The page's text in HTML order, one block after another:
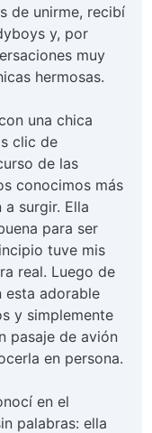
de unirme, recibí
y, por
muy
hermosas.
una chica
clic de
de las
conocimos más
surgir. Ella
para ser
tuve mis
real. Luego de
esta adorable
y simplemente
pasaje de avión
en persona.
en el
palabras: ella